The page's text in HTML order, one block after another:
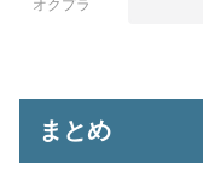
オクプラ
まとめ